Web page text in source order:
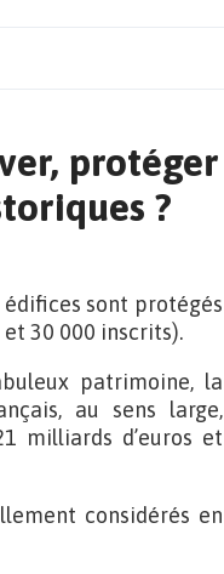
protéger
?
sont protégés
30 000 inscrits).
patrimoine, la
au sens large,
milliards d’euros et
considérés en